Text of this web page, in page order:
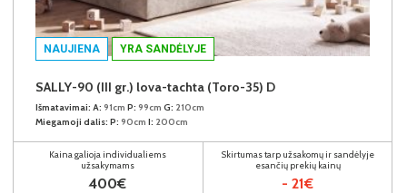
NAUJIENA YRA SANDĖLYJE
SALLY-90 (III gr.) lova-tachta (Toro-35) D
Išmatavimai: A: 91cm P: 99cm G: 210cm
Miegamoji dalis: P: 90cm I: 200cm
Kaina galioja individualiems
užsakymams
400€
Skirtumas tarp užsakomų ir sandėlyje
esančių prekių kainų
- 21€